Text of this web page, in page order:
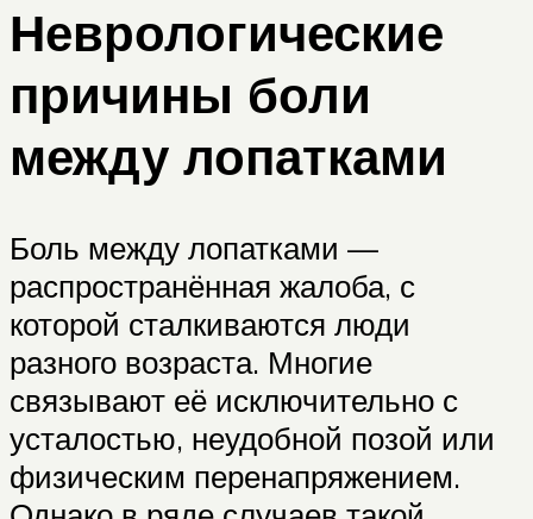
Неврологические
причины боли
между лопатками
Боль между лопатками —
распространённая жалоба, с
которой сталкиваются люди
разного возраста. Многие
связывают её исключительно с
усталостью, неудобной позой или
физическим перенапряжением.